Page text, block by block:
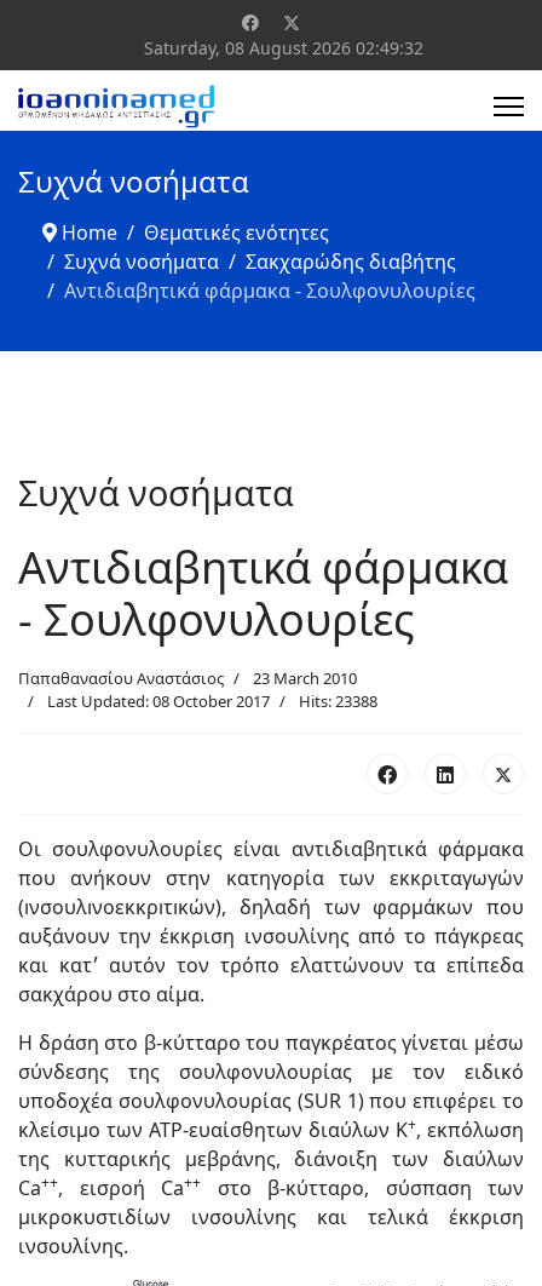
Saturday, 08 August 2026 02:49:32
Συχνά νοσήματα
Home
Θεματικές ενότητες
Συχνά νοσήματα
Σακχαρώδης διαβήτης
Αντιδιαβητικά φάρμακα - Σουλφονυλουρίες
Συχνά νοσήματα
Αντιδιαβητικά φάρμακα
- Σουλφονυλουρίες
Παπαθανασίου Αναστάσιος
23 March 2010
Last Updated: 08 October 2017
Hits: 23388
Οι σουλφονυλουρίες είναι αντιδιαβητικά φάρμακα
που ανήκουν στην κατηγορία των εκκριταγωγών
(ıνσουλıνοεκκρıτıκών), δηλαδή των φαρμάκων που
αυξάνουν την έκκριση ινσουλίνης από το πάγκρεας
και κατ׳ αυτόν τον τρόπο ελαττώνουν τα επίπεδα
σακχάρου στο αίμα.
Η δράση στο β-κύτταρο του παγκρέατος γίνεται µέσω
σύνδεσης της σουλφονυλουρίας με τον ειδικό
υποδοχέα σουλφονυλουρίας (SUR 1) που επιφέρει το
κλείσιμο των ATP-ευαίσθητων διαύλων K+, εκπόλωση
της κυτταρικής μεβράνης, διάνοιξη των διαύλων
Ca++, εισροή Ca++
στο β-κύτταρο, σύσπαση των
μικροκυστιδίων ινσουλίνης και τελικά έκκριση
ινσουλίνης.